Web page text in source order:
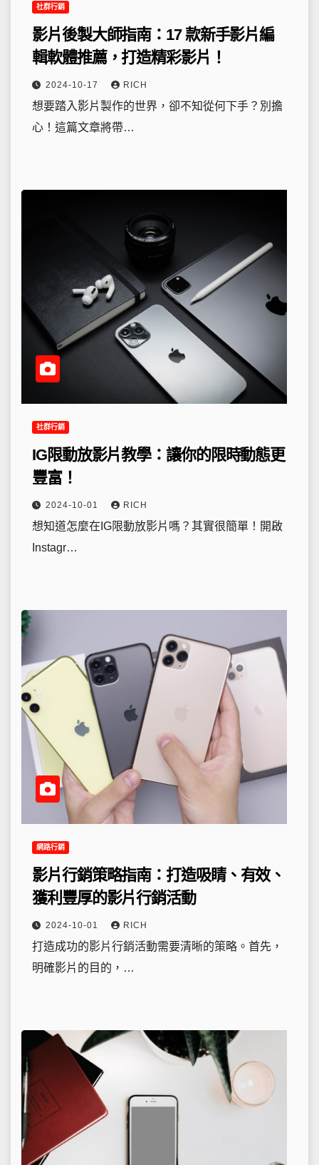
社群行銷
影片後製大師指南：17 款新手影片編
輯軟體推薦，打造精彩影片！
2024-10-17 RICH
想要踏入影片製作的世界，卻不知從何下手？別擔
心！這篇文章將帶…
社群行銷
IG限動放影片教學：讓你的限時動態更
豐富！
2024-10-01 RICH
想知道怎麼在IG限動放影片嗎？其實很簡單！開啟
Instagr…
網路行銷
影片行銷策略指南：打造吸睛、有效、
獲利豐厚的影片行銷活動
2024-10-01 RICH
打造成功的影片行銷活動需要清晰的策略。首先，
明確影片的目的，…